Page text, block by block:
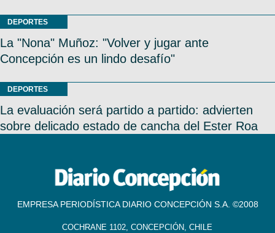
DEPORTES
La "Nona" Muñoz: "Volver y jugar ante
Concepción es un lindo desafío"
DEPORTES
La evaluación será partido a partido: advierten
sobre delicado estado de cancha del Ester Roa
EMPRESA PERIODÍSTICA DIARIO CONCEPCIÓN S.A. ©2008
COCHRANE 1102, CONCEPCIÓN, CHILE